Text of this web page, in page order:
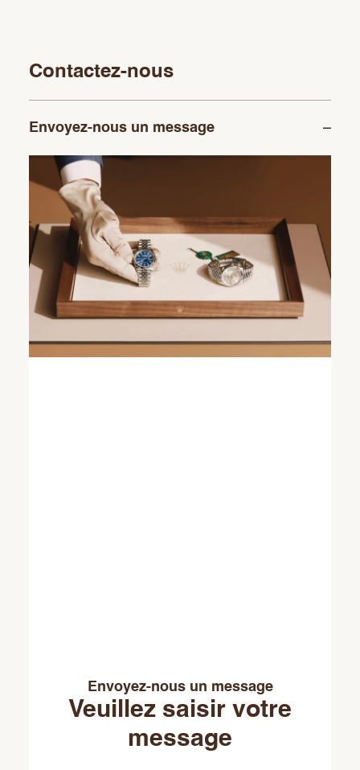
Contactez-nous
Envoyez-nous un message
Envoyez-nous un message
Veuillez saisir votre
message